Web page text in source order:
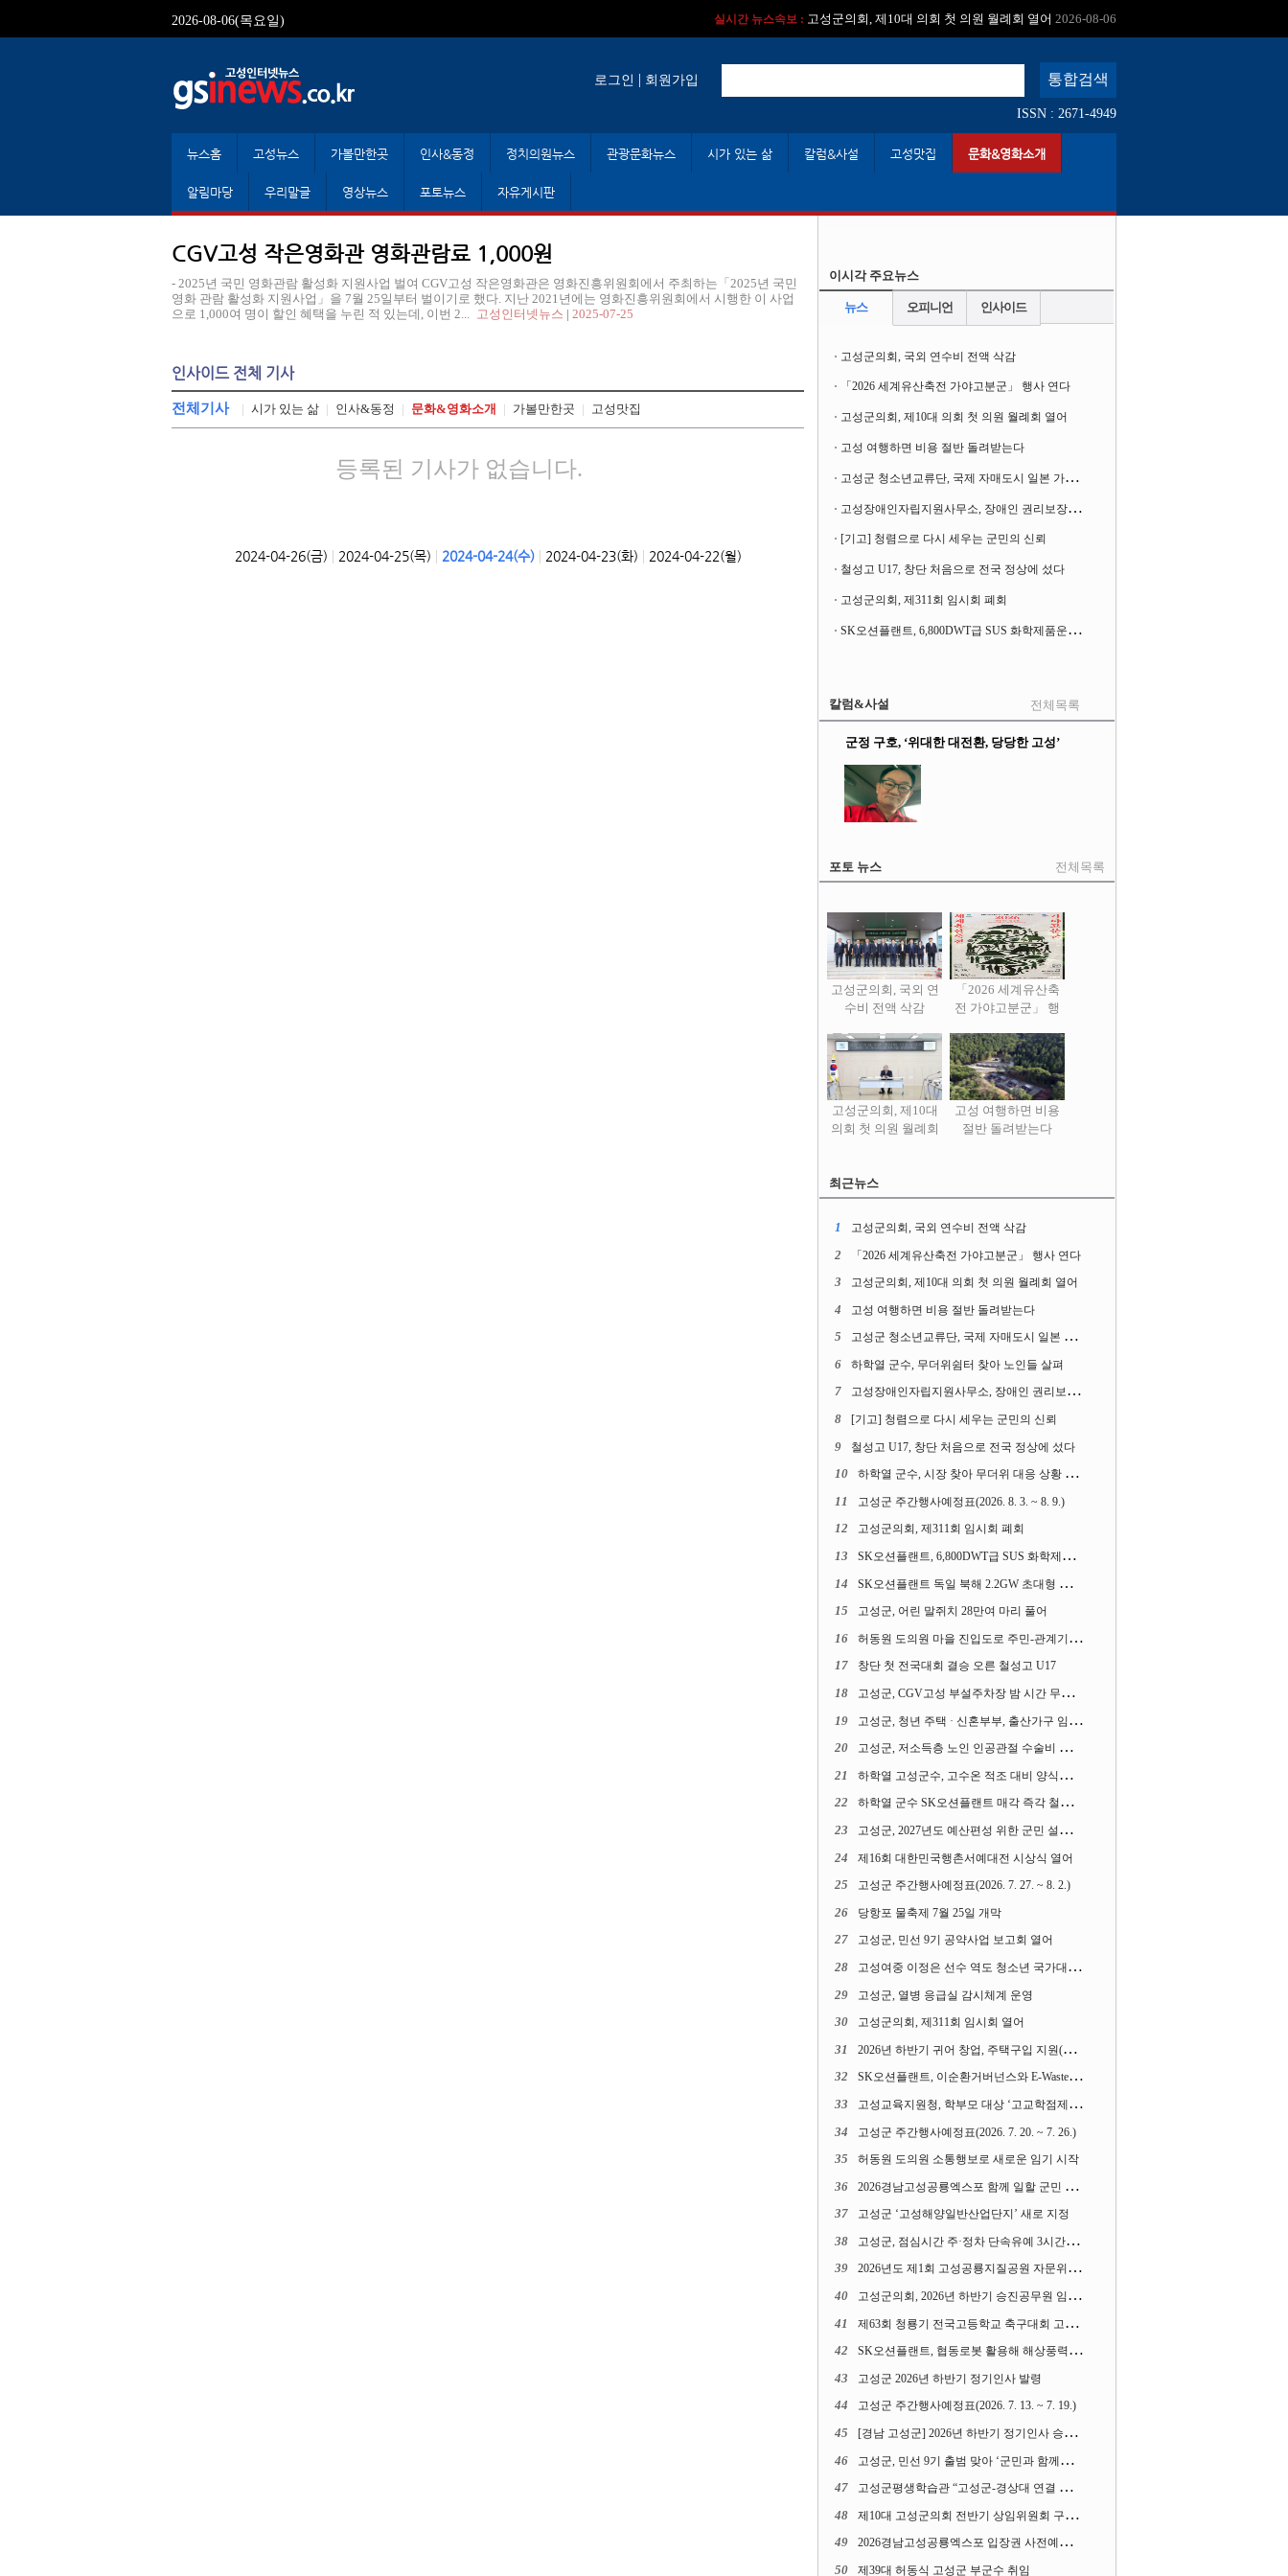
2026-08-06(목요일) 실시간 뉴스속보 : 고성군의회, 제10대 의회 첫 의원 월례회 열어 2026-08-06
로그인 | 회원가입
ISSN : 2671-4949
뉴스홈 고성뉴스 가볼만한곳 인사&동정 정치의원뉴스 관광문화뉴스 시가 있는 삶 칼럼&사설 고성맛집 문화&영화소개
알림마당 우리말글 영상뉴스 포토뉴스 자유게시판
CGV고성 작은영화관 영화관람료 1,000원
- 2025년 국민 영화관람 활성화 지원사업 벌여 CGV고성 작은영화관은 영화진흥위원회에서 주최하는「2025년 국민
영화 관람 활성화 지원사업」을 7월 25일부터 벌이기로 했다. 지난 2021년에는 영화진흥위원회에서 시행한 이 사업
으로 1,000여 명이 할인 혜택을 누린 적 있는데, 이번 2...
고성인터넷뉴스 | 2025-07-25
인사이드 전체 기사
전체기사 시가 있는 삶 인사&동정 문화&영화소개 가볼만한곳 고성맛집
등록된 기사가 없습니다.
2024-04-26(금) | 2024-04-25(목) | 2024-04-24(수)| 2024-04-23(화) | 2024-04-22(월)
이시각 주요뉴스
뉴스 오피니언 인사이드
고성군의회, 국외 연수비 전액 삭감
「2026 세계유산축전 가야고분군」 행사 연다
고성군의회, 제10대 의회 첫 의원 월례회 열어
고성 여행하면 비용 절반 돌려받는다
고
성군 청소년교류단, 국제 자매도시 일본 가사오카시 찾아
고
성장애인자립지원사무소, 장애인 권리보장 촉구 1인 시위 벌여
[기고] 청렴으로 다시 세우는 군민의 신뢰
철성고 U17, 창단 처음으로 전국 정상에 섰다
고성군의회, 제311회 임시회 폐회
S
K오션플랜트, 6,800DWT급 SUS 화학제품운반선 2척 수주
칼럼&사설 전체목록
군정 구호, ‘위대한 대전환, 당당한 고성’
포토 뉴스 전체목록
고성군의회, 국외 연
수비 전액 삭감
「2026 세계유산축
전 가야고분군」 행
고성군의회, 제10대
의회 첫 의원 월례회
고성 여행하면 비용
절반 돌려받는다
최근뉴스
1 고성군의회, 국외 연수비 전액 삭감
2 「2026 세계유산축전 가야고분군」 행사 연다
3 고성군의회, 제10대 의회 첫 의원 월례회 열어
4 고성 여행하면 비용 절반 돌려받는다
5 고성군 청소년교류단, 국제 자매도시 일본 가사오카시 찾아
6 하학열 군수, 무더위쉼터 찾아 노인들 살펴
7 고성장애인자립지원사무소, 장애인 권리보장 촉구 1인 시위 벌여
8 [기고] 청렴으로 다시 세우는 군민의 신뢰
9 철성고 U17, 창단 처음으로 전국 정상에 섰다
10 하학열 군수, 시장 찾아 무더위 대응 상황 살펴
11 고성군 주간행사예정표(2026. 8. 3. ~ 8. 9.)
12 고성군의회, 제311회 임시회 폐회
13 SK오션플랜트, 6,800DWT급 SUS 화학제품운반선 2척 수주
14 SK오션플랜트 독일 북해 2.2GW 초대형 해상변전소 하부구조물 수주
15 고성군, 어린 말쥐치 28만여 마리 풀어
16 허동원 도의원 마을 진입도로 주민-관계기관과 함께 간담회 열어
17 창단 첫 전국대회 결승 오른 철성고 U17
18 고성군, CGV고성 부설주차장 밤 시간 무료 개방한다
19 고성군, 청년 주택 · 신혼부부, 출산가구 임차보증금 대출이자 지원사업 시행
20 고성군, 저소득층 노인 인공관절 수술비 지원사업 계속 추진
21 하학열 고성군수, 고수온 적조 대비 양식장 현장점검
22 하학열 군수 SK오션플랜트 매각 즉각 철회 촉구 기자회견 열어
23 고성군, 2027년도 예산편성 위한 군민 설문조사 실시
24 제16회 대한민국행촌서예대전 시상식 열어
25 고성군 주간행사예정표(2026. 7. 27. ~ 8. 2.)
26 당항포 물축제 7월 25일 개막
27 고성군, 민선 9기 공약사업 보고회 열어
28 고성여중 이정은 선수 역도 청소년 국가대표에 뽑혀
29 고성군, 열병 응급실 감시체계 운영
30 고성군의회, 제311회 임시회 열어
31 2026년 하반기 귀어 창업, 주택구입 지원(융자) 사업대상자 모집
32 SK오션플랜트, 이순환거버넌스와 E-Waste Zero 업무협약
33 고성교육지원청, 학부모 대상 ‘고교학점제와 대입제도 설명회’ 열어
34 고성군 주간행사예정표(2026. 7. 20. ~ 7. 26.)
35 허동원 도의원 소통행보로 새로운 임기 시작
36 2026경남고성공룡엑스포 함께 일할 군민 모집
37 고성군 ‘고성해양일반산업단지’ 새로 지정
38 고성군, 점심시간 주·정차 단속유예 3시간으로 확대
39 2026년도 제1회 고성공룡지질공원 자문위원회 열어
40 고성군의회, 2026년 하반기 승진공무원 임용장 수여
41 제63회 청룡기 전국고등학교 축구대회 고성서 열린다
42 SK오션플랜트, 협동로봇 활용해 해상풍력 생산 혁신 속도 낸다
43 고성군 2026년 하반기 정기인사 발령
44 고성군 주간행사예정표(2026. 7. 13. ~ 7. 19.)
45 [경남 고성군] 2026년 하반기 정기인사 승진심사 결과
46 고성군, 민선 9기 출범 맞아 ‘군민과 함께하는 대전환 소통간담회’ 열어
47 고성군평생학습관 “고성군-경상대 연결 평생교육” 운영
48 제10대 고성군의회 전반기 상임위원회 구성 완료
49 2026경남고성공룡엑스포 입장권 사전예매 시작
50 제39대 허동식 고성군 부군수 취임